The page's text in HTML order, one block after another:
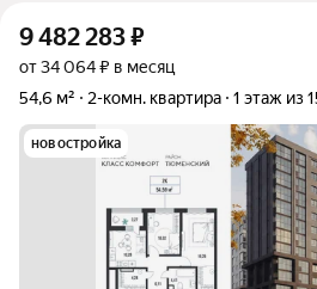
9 482 283₽
от 34 064 ₽ в месяц
54,6 м²
2-комн. квартира 1 этаж из
новостройка